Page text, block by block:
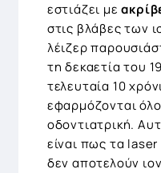
εστιάζει με
στις βλάβες των
λέιζερ
τη δεκαετία του
τελευταία 10
εφαρμόζονται
οδοντιατρική.
είναι πως τα laser
δεν αποτελούν